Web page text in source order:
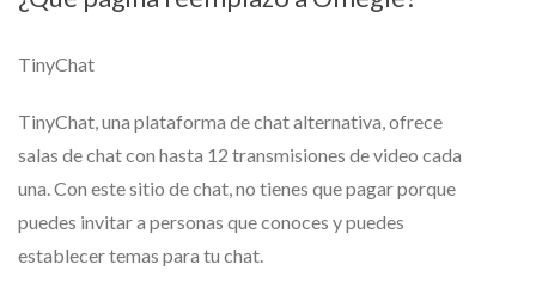
TinyChat
TinyChat, una plataforma de chat alternativa, ofrece
salas de chat con hasta 12 transmisiones de video cada
una. Con este sitio de chat, no tienes que pagar porque
puedes invitar a personas que conoces y puedes
establecer temas para tu chat.